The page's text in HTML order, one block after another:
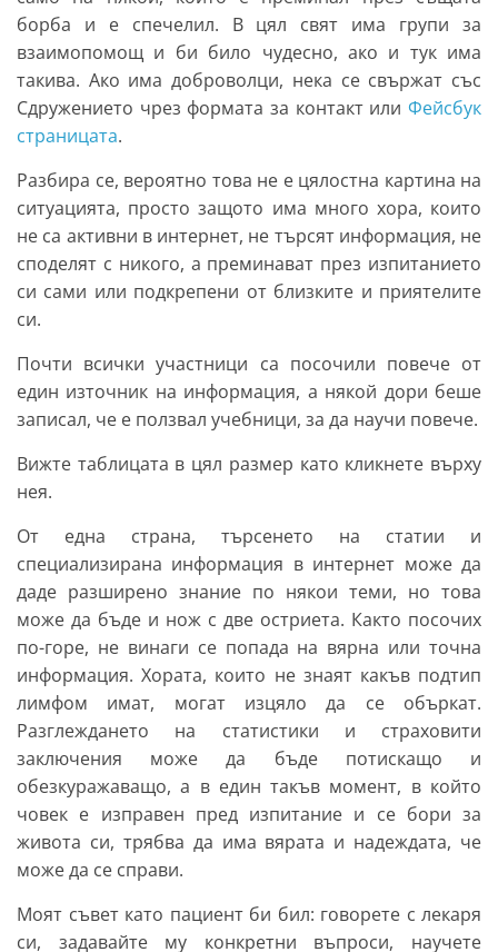
борба и е спечелил. В цял свят има групи за
взаимопомощ и би било чудесно, ако и тук има
такива. Ако има доброволци, нека се свържат със
Сдружението чрез формата за контакт или Фейсбук
страницата.
Разбира се, вероятно това не е цялостна картина на
ситуацията, просто защото има много хора, които
не са активни в интернет, не търсят информация, не
споделят с никого, а преминават през изпитанието
си сами или подкрепени от близките и приятелите
си.
Почти всички участници са посочили повече от
един източник на информация, а някой дори беше
записал, че е ползвал учебници, за да научи повече.
Вижте таблицата в цял размер като кликнете върху
нея.
От една страна, търсенето на статии и
специализирана информация в интернет може да
даде разширено знание по някои теми, но това
може да бъде и нож с две остриета. Както посочих
по-горе, не винаги се попада на вярна или точна
информация. Хората, които не знаят какъв подтип
лимфом имат, могат изцяло да се объркат.
Разглеждането на статистики и страховити
заключения може да бъде потискащо и
обезкуражаващо, а в един такъв момент, в който
човек е изправен пред изпитание и се бори за
живота си, трябва да има вярата и надеждата, че
може да се справи.
Моят съвет като пациент би бил: говорете с лекаря
си, задавайте му конкретни въпроси, научете